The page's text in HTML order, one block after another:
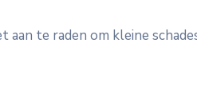
aan te raden om kleine